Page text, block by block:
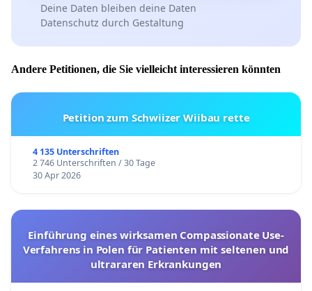
Deine Daten bleiben deine Daten
Datenschutz durch Gestaltung
Andere Petitionen, die Sie vielleicht interessieren könnten
Petition zum Schwiizer Wiibau rette
4 135 Unterschriften
2 746 Unterschriften / 30 Tage
30 Apr 2026
Einführung eines wirksamen Compassionate Use-
Verfahrens in Polen für Patienten mit seltenen und
ultrararen Erkrankungen